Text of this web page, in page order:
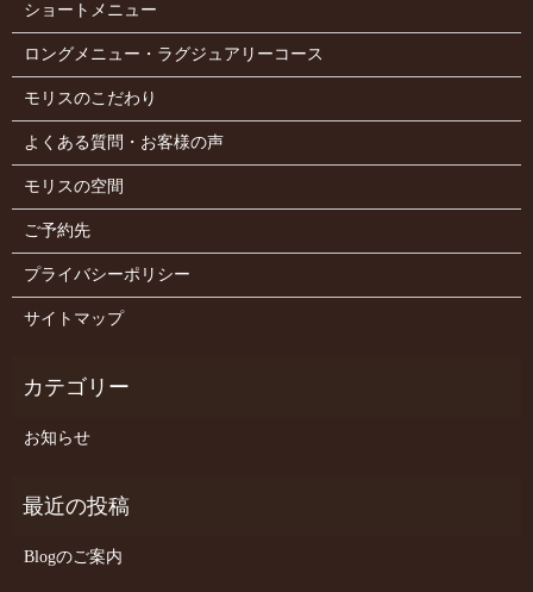
ショートメニュー
ロングメニュー・ラグジュアリーコース
モリスのこだわり
よくある質問・お客様の声
モリスの空間
ご予約先
プライバシーポリシー
サイトマップ
お知らせ
Blogのご案内